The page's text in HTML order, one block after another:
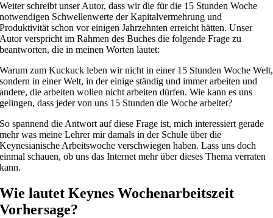
Weiter schreibt unser Autor, dass wir die für die 15 Stunden Woche
notwendigen Schwellenwerte der Kapitalvermehrung und
Produktivität schon vor einigen Jahrzehnten erreicht hätten. Unser
Autor verspricht im Rahmen des Buches die folgende Frage zu
beantworten, die in meinen Worten lautet:
Warum zum Kuckuck leben wir nicht in einer 15 Stunden Woche Welt,
sondern in einer Welt, in der einige ständig und immer arbeiten und
andere, die arbeiten wollen nicht arbeiten dürfen. Wie kann es uns
gelingen, dass jeder von uns 15 Stunden die Woche arbeitet?
So spannend die Antwort auf diese Frage ist, mich interessiert gerade
mehr was meine Lehrer mir damals in der Schule über die
Keynesianische Arbeitswoche verschwiegen haben. Lass uns doch
einmal schauen, ob uns das Internet mehr über dieses Thema verraten
kann.
Wie lautet Keynes Wochenarbeitszeit
Vorhersage?